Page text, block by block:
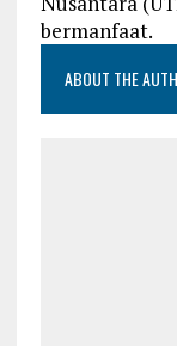
bermanfaat.
ABOUT THE